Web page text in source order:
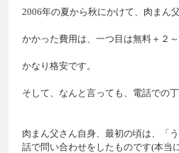
2006年の夏から秋にかけて、肉まん
かかった費用は、一つ目は無料＋２
かなり格安です。
そして、なんと言っても、電話での
肉まん父さん自身、最初の頃は、「
話で問い合わせをしたものです(本当